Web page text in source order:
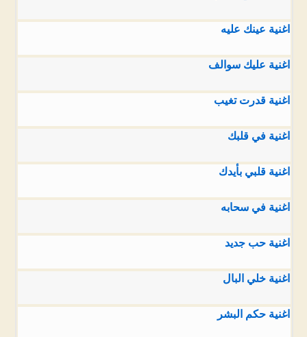
اغنية عينك عليه
اغنية عليك سوالف
اغنية قدرت تغيب
اغنية في قلبك
اغنية قلبي بأيدك
اغنية في سحابه
اغنية حب جديد
اغنية خلي البال
اغنية حكم البشر